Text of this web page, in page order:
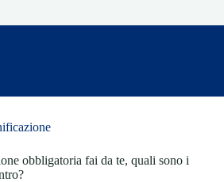
obbligatoria fai da te, quali sono i